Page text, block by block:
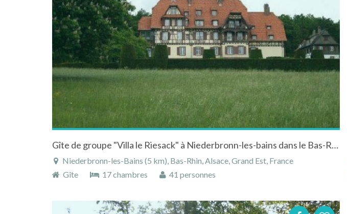
Gîte de groupe "Villa le Riesack" à Niederbronn-les-bains dans le Bas-Rhin en Alsace
Niederbronn-les-Bains (5 km), Bas-Rhin, Alsace, Grand Est, France
Gîte
17 chambres 41 personnes